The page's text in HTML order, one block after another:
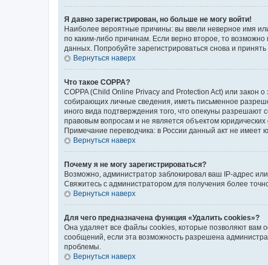
Я давно зарегистрирован, но больше не могу войти!
Наиболее вероятные причины: вы ввели неверное имя
по каким-либо причинам. Если верно второе, то
данных. Попробуйте зарегистрироваться снова и принять
Вернуться наверх
Что такое COPPA?
COPPA (Child Online Privacy and Protection Act) или
собирающих личные сведения, иметь письменное
иного вида подтверждения того, что опекуны
правовым вопросам и не является объектом юридических
Примечание переводчика: в России данный акт не имеет
Вернуться наверх
Почему я не могу зарегистрироваться?
Возможно, администратор заблокировал ваш IP-адрес
Свяжитесь с администратором для получения более
Вернуться наверх
Для чего предназначена функция «Удалить cookies»?
Она удаляет все файлы cookies, которые позволяют вам
сообщений, если эта возможность разрешена
проблемы.
Вернуться наверх